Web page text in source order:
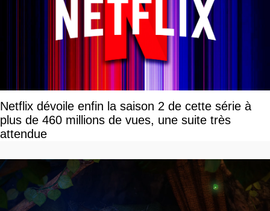
Netflix dévoile enfin la saison 2 de cette série à
plus de 460 millions de vues, une suite très
attendue